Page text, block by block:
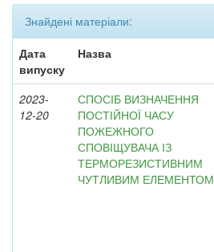
Знайдені матеріали:
Дата
випуску
Назва
2023-
12-20
СПОСІБ ВИЗНАЧЕННЯ
ПОСТІЙНОЇ ЧАСУ
ПОЖЕЖНОГО
СПОВІЩУВАЧА ІЗ
ТЕРМОРЕЗИСТИВНИМ
ЧУТЛИВИМ ЕЛЕМЕНТОМ